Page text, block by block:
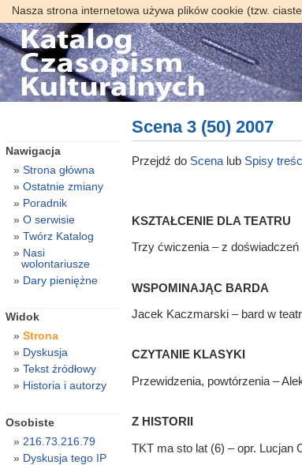
Nasza strona internetowa używa plików cookie (tzw.
Scena 3 (50) 2007
Przejdź do Scena lub Spisy
KSZTAŁCENIE DLA TEATRU
Trzy ćwiczenia – z
WSPOMINAJĄC BARDA
Jacek Kaczmarski – bard w
CZYTANIE KLASYKI
Przewidzenia, powtórzenia –
Z HISTORII
TKT ma sto lat (6) – opr. Lucjan
Nawigacja
Strona główna
Ostatnie zmiany
Poradnik
O serwisie
Twórz Katalog
Nasi
wolontariusze
Dary pieniężne
Widok
Strona
Dyskusja
Tekst źródłowy
Historia i autorzy
Osobiste
216.73.216.79
Dyskusja tego IP